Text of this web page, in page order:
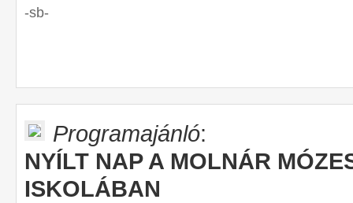
-sb-
Programajánló:
NYÍLT NAP A MOLNÁR
ISKOLÁBAN